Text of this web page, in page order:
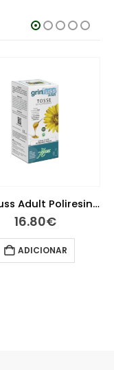
Grintuss Adult Poliresin Xarope 180g
16.80€
ADICIONAR